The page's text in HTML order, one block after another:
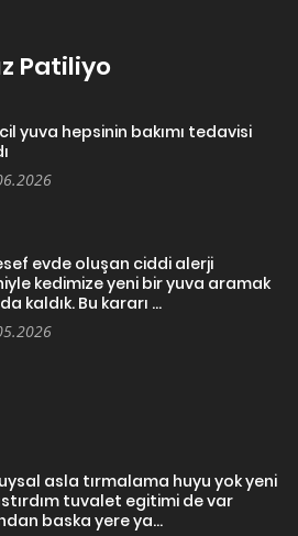
Patiliyo
yuva hepsinin bakımı tedavisi
evde oluşan ciddi alerji
kedimize yeni bir yuva aramak
kaldık. Bu kararı ...
asla tırmalama huyu yok yeni
tuvalet egitimi de var
baska yere ya...